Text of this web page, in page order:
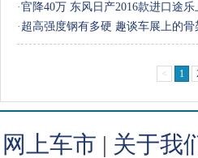
·官降40万 东风日产2016款进口途乐
· 超高强度钢有多硬 趣谈车展上的骨
< 1
网上车市 | 关于我